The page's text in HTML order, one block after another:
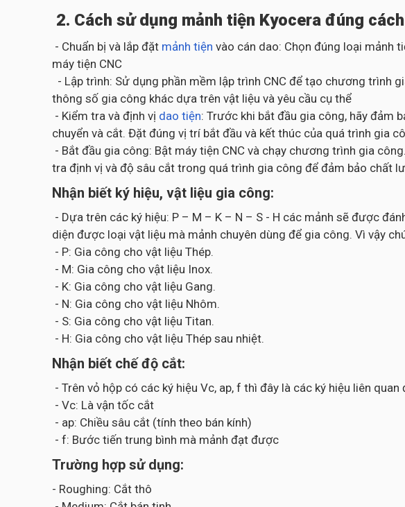
2. Cách sử dụng mảnh tiện Kyocera đúng
- Chuẩn bị và lắp đặt mảnh tiện vào cán dao: Chọn đúng loại mảnh
máy tiện CNC
- Lập trình: Sử dụng phần mềm lập trình CNC để tạo chương trình
thông số gia công khác dựa trên vật liệu và yêu cầu cụ thể
- Kiểm tra và định vị dao tiện: Trước khi bắt đầu gia công, hãy đảm
chuyển và cắt. Đặt đúng vị trí bắt đầu và kết thúc của quá trình gia
- Bắt đầu gia công: Bật máy tiện CNC và chạy chương trình gia
tra định vị và độ sâu cắt trong quá trình gia công để đảm bảo chất
Nhận biết ký hiệu, vật liệu gia công:
- Dựa trên các ký hiệu: P – M – K – N – S - H các mảnh sẽ được
diện được loại vật liệu mà mảnh chuyên dùng để gia công. Vì vậy
- P: Gia công cho vật liệu Thép.
- M: Gia công cho vật liệu Inox.
- K: Gia công cho vật liệu Gang.
- N: Gia công cho vật liệu Nhôm.
- S: Gia công cho vật liệu Titan.
- H: Gia công cho vật liệu Thép sau nhiệt.
Nhận biết chế độ cắt:
- Trên vỏ hộp có các ký hiệu Vc, ap, f thì đây là các ký hiệu liên
- Vc: Là vận tốc cắt
- ap: Chiều sâu cắt (tính theo bán kính)
- f: Bước tiến trung bình mà mảnh đạt được
Trường hợp sử dụng:
- Roughing: Cắt thô